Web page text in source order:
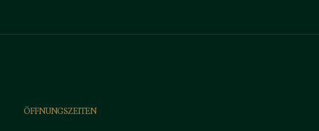
ÖFFNUNGSZEITEN